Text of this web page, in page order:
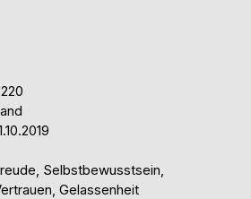
Selbstbewusstsein,
Gelassenheit